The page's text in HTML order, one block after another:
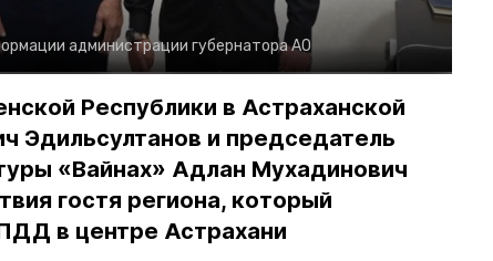
администрации губернатора АО
Республики в Астраханской
Эдильсултанов и председатель
«Вайнах» Адлан Мухадинович
гостя региона, который
в центре Астрахани